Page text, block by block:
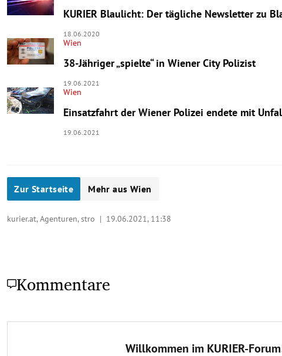
KURIER Blaulicht: Der tägliche Newsletter zu
18.06.2020
Wien
38-Jähriger „spielte“ in Wiener City Polizist
19.06.2021
Wien
Einsatzfahrt der Wiener Polizei endete mit
19.06.2021
Zur Startseite Mehr aus Wien
kurier.at, Agenturen, stro | 19.06.2021, 11:38
Kommentare